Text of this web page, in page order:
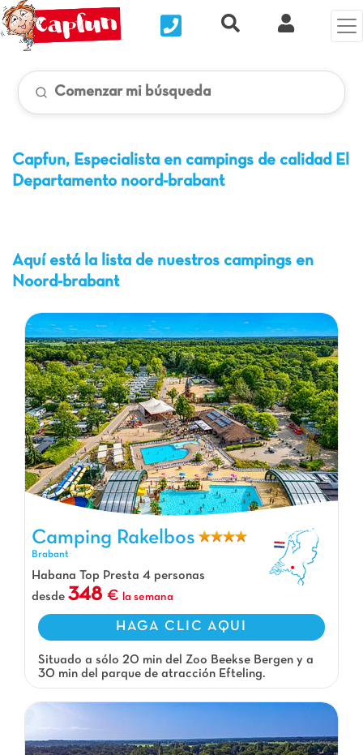
Nous contacterRecherche rapide
Mi
Comenzar mi búsqueda
Capfun, Especialista en campings de calidad
El
Departamento noord-brabant
Aquí está la lista de nuestros campings en
Noord-brabant
Camping Rakelbos, Camping Brabant
Camping Rakelbos
Brabant
Habana Top Presta 4 personas
desde 348 la semana
HAGA CLIC AQUI
Situado a sólo 20 min del Zoo Beekse Bergen y a
30 min del parque de atracción Efteling.